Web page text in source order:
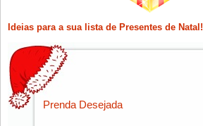
Ideias para a sua lista de Presentes de Natal!
Prenda Desejada